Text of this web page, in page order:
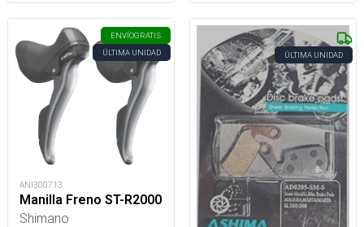
ENVÍOGRATIS
ÚLTIMA UNIDAD
ANI300713
Manilla Freno ST-R2000
Shimano
ÚLTIMA UNIDAD